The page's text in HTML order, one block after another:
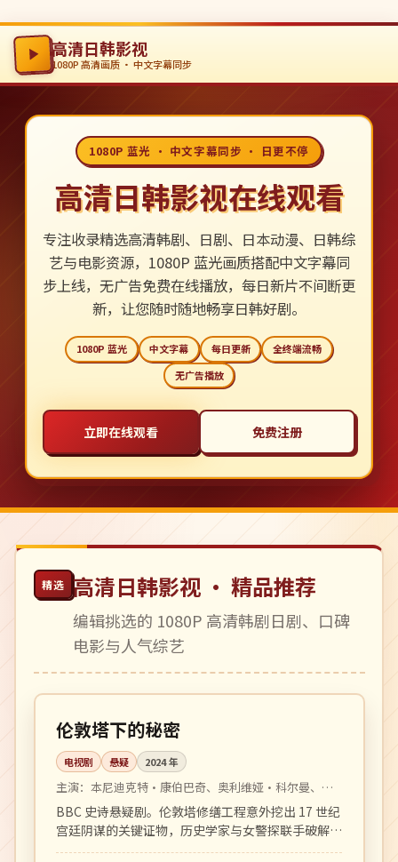
高清日韩影视
1080P 高清画质 · 中文字幕同步
1080P 蓝光 · 中文字幕同步 · 日更不停
高清日韩影视在线观看
专注收录精选高清韩剧、日剧、日本动漫、日韩综
艺与电影资源，1080P 蓝光画质搭配中文字幕同
步上线，无广告免费在线播放，每日新片不间断更
新，让您随时随地畅享日韩好剧。
1080P 蓝光 中文字幕 每日更新
全终端流畅
无广告播放
立即在线观看 免费注册
精选 高清日韩影视 · 精品推荐
编辑挑选的 1080P 高清韩剧日剧、口碑
电影与人气综艺
英国
4K
伦敦塔下的秘密
电视剧 悬疑 2024年
主演： 本尼迪克特·康伯巴奇、奥利维娅·科尔曼、马
克·里朗斯
BBC 史诗悬疑剧。伦敦塔修缮工程意外挖出 17 世纪
宫廷阴谋的关键证物，历史学家与女警探联手破解四
百年悬案。